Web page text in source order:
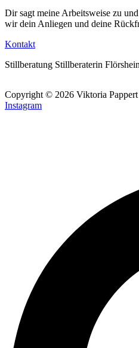
Dir sagt meine Arbeitsweise zu
wir dein Anliegen und deine
Kontakt
Stillberatung Stillberaterin
Copyright © 2026 Viktoria Pappert
Instagram